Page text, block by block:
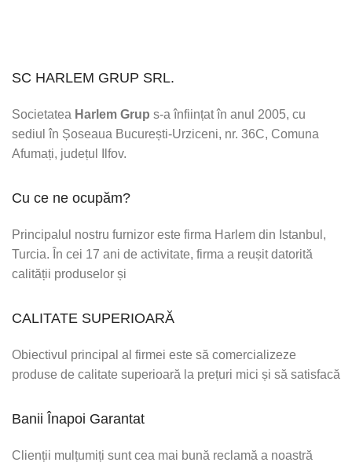
SC HARLEM GRUP SRL.
Societatea Harlem Grup s-a înființat în anul 2005, cu
sediul în Șoseaua București-Urziceni, nr. 36C, Comuna
Afumați, județul Ilfov.
Cu ce ne ocupăm?
Principalul nostru furnizor este firma Harlem din Istanbul,
Turcia. În cei 17 ani de activitate, firma a reușit datorită
calității produselor și
CALITATE SUPERIOARĂ
Obiectivul principal al firmei este să comercializeze
produse de calitate superioară la prețuri mici și să satisfacă
Banii Înapoi Garantat
Clienții mulțumiți sunt cea mai bună reclamă a noastră